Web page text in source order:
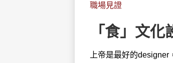
職場見證
「食」文
上帝是最好的